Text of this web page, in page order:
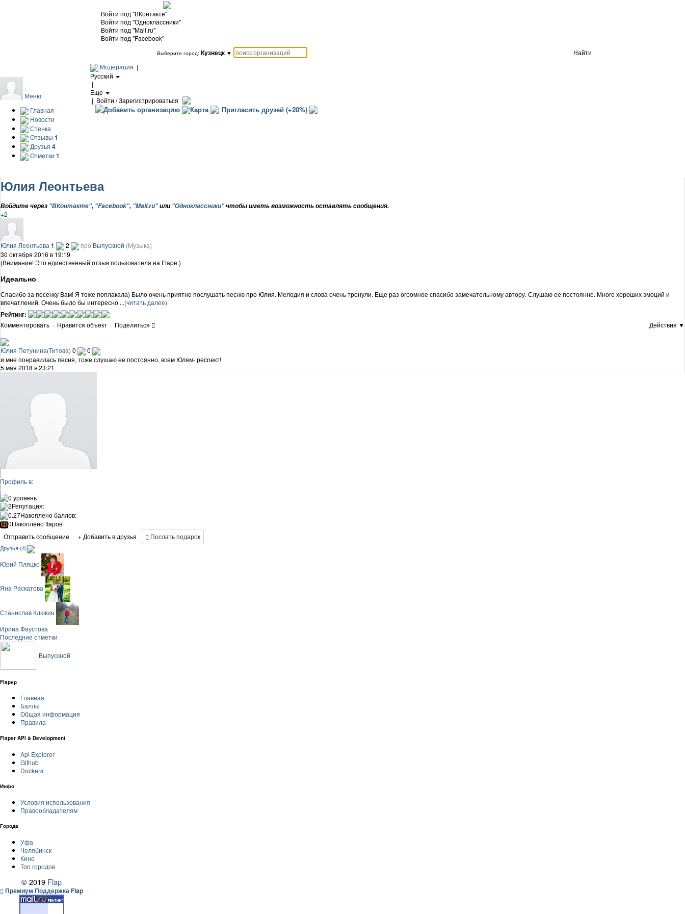
Войти под "ВКонтакте"
Войти под "Одноклассники"
Войти под "Mail.ru"
Войти под "Facebook"
Выберите город: Кузнецк ▼
Найти
Модерация |
Русский
|
Еще
| Войти / Зарегистрироваться
Добавить организацию Карта Пригласить друзей (+20%)
Меню
Главная
Новости
Стенка
Отзывы 1
Друзья 4
Отметки 1
Юлия Леонтьева
Войдите через "ВКонтакте", "Facebook", "Mail.ru"или "Одноклассники"чтобы иметь возможность оставлять сообщения.
+2
Юлия Леонтьева 1 2 про Выпускной (Музыка)
30 октября 2016 в 19:19
(Внимание! Это единственный отзыв пользователя на Flapе.)
Идеально
Спасибо за песенку Вам! Я тоже поплакала) Было очень приятно послушать песню про Юлия. Мелодия и слова очень тронули. Еще раз огромное спасибо замечательному автору. Слушаю ее постоянно. Много хороших эмоций и
впечатлений. Очень было бы интересно ...(читать далее)
Рейтинг:
Комментировать · Нравится объект · Поделиться Действия ▼
Юлия Петунина(Титова) 0
0
и мне понравилась песня, тоже слушаю ее постоянно, всем Юлям- респект!
5 мая 2018 в 23:21
Профиль в:
0 уровень
2Репутация:
0.27Накоплено баллов:
0Накоплено flapов:
Отправить сообщение
+ Добавить в друзья Послать подарок
Друзья (4)
Юрий Пляцко
Яна Раскатова
Станислав Клюкин
Ирина Фаустова
Последние отметки
Выпускной
Flapер
Главная
Баллы
Общая информация
Правила
Flaper API & Development
Api Explorer
Github
Dockers
Инфо
Условия использования
Правообладателям
Города
Уфа
Челябинск
Кино
Топ городов
© 2019 Flap
Премиум Поддержка Flap